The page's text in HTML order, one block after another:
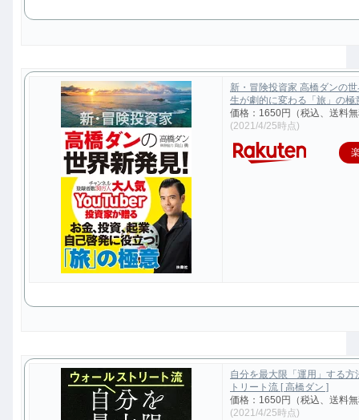
新・冒険投資家 高橋ダンの
生が劇的に変わる「旅」の極
価格：1650円（税込、送料
(2021/4/25時点)
自分を最大限「運用」する方
トリート流 [ 高橋ダン ]
価格：1650円（税込、送料
(2021/4/25時点)